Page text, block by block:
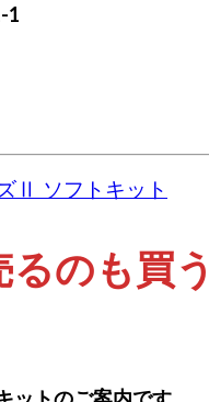
1
Ⅱ ソフトキット
のも買